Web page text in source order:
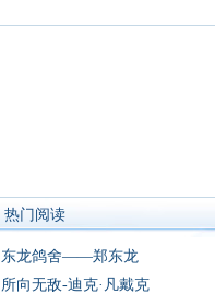
热门阅读
东龙鸽舍——郑东龙
所向无敌-迪克·凡戴克